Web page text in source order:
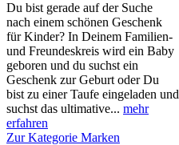
Du bist gerade auf der Suche
nach einem schönen Geschenk
für Kinder? In Deinem Familien-
und Freundeskreis wird ein Baby
geboren und du suchst ein
Geschenk zur Geburt oder Du
bist zu einer Taufe eingeladen und
suchst das ultimative... mehr
erfahren
Zur Kategorie Marken